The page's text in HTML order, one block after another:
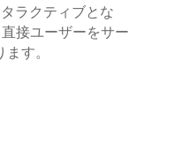
ラクティブとな
接ユーザーをサー
す。